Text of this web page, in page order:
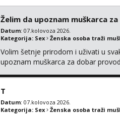
110kg. Ozenjen, uz dogovor o
kontinentalna...
Želim da upoznam muškarca
Datum: 07.kolovoza 2026.
Kategorija: Sex Ženska osoba traži
Volim šetnje prirodom i uživati u
upoznam muškarca za dobar
T
Datum: 07.kolovoza 2026.
Kategorija: Sex Ženska osoba traži